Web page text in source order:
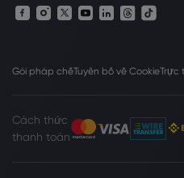
Gói pháp chếTuyên bố về CookieTrực
Cách thức
thanh toán